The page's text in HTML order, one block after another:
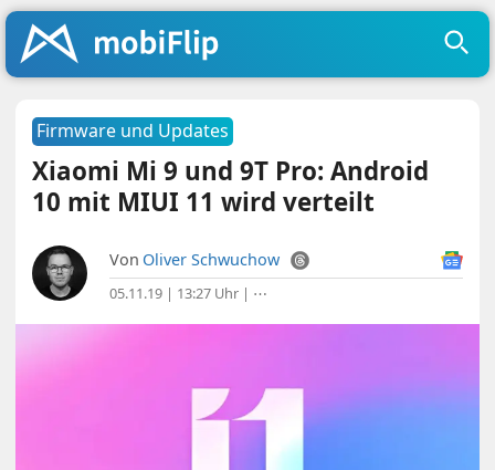
Firmware und Updates
Xiaomi Mi 9 und 9T Pro: Android
10 mit MIUI 11 wird verteilt
Von Oliver Schwuchow
05.11.19 | 13:27 Uhr | ⋯